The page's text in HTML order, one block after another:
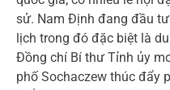
sử. Nam Định đang đầu
lịch trong đó đặc biệt là
Đồng chí Bí thư Tỉnh ủy
phố Sochaczew thúc đẩy